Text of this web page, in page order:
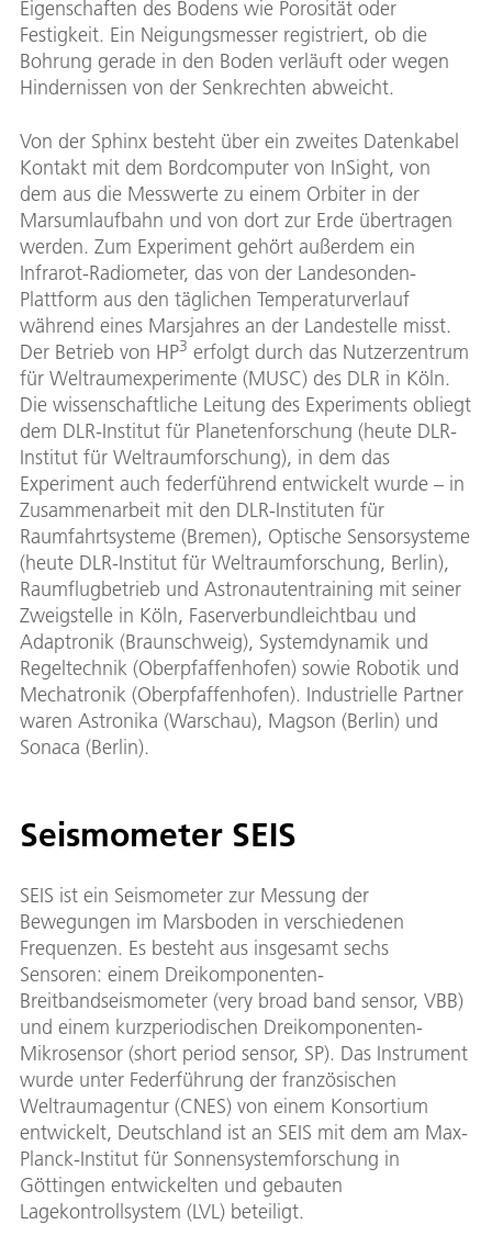
Eigenschaften des Bodens wie Porosität oder
Festigkeit. Ein Neigungsmesser registriert, ob die
Bohrung gerade in den Boden verläuft oder wegen
Hindernissen von der Senkrechten abweicht.
Von der Sphinx besteht über ein zweites Datenkabel
Kontakt mit dem Bordcomputer von InSight, von
dem aus die Messwerte zu einem Orbiter in der
Marsumlaufbahn und von dort zur Erde übertragen
werden. Zum Experiment gehört außerdem ein
Infrarot-Radiometer, das von der Landesonden-
Plattform aus den täglichen Temperaturverlauf
während eines Marsjahres an der Landestelle misst.
Der Betrieb von HP3 erfolgt durch das Nutzerzentrum
für Weltraumexperimente (MUSC) des DLR in Köln.
Die wissenschaftliche Leitung des Experiments obliegt
dem DLR-Institut für Planetenforschung (heute DLR-
Institut für Weltraumforschung), in dem das
Experiment auch federführend entwickelt wurde – in
Zusammenarbeit mit den DLR-Instituten für
Raumfahrtsysteme (Bremen), Optische Sensorsysteme
(heute DLR-Institut für Weltraumforschung, Berlin),
Raumflugbetrieb und Astronautentraining mit seiner
Zweigstelle in Köln, Faserverbundleichtbau und
Adaptronik (Braunschweig), Systemdynamik und
Regeltechnik (Oberpfaffenhofen) sowie Robotik und
Mechatronik (Oberpfaffenhofen). Industrielle Partner
waren Astronika (Warschau), Magson (Berlin) und
Sonaca (Berlin).
Seismometer SEIS
SEIS ist ein Seismometer zur Messung der
Bewegungen im Marsboden in verschiedenen
Frequenzen. Es besteht aus insgesamt sechs
Sensoren: einem Dreikomponenten-
Breitbandseismometer (very broad band sensor, VBB)
und einem kurzperiodischen Dreikomponenten-
Mikrosensor (short period sensor, SP). Das Instrument
wurde unter Federführung der französischen
Weltraumagentur (CNES) von einem Konsortium
entwickelt, Deutschland ist an SEIS mit dem am Max-
Planck-Institut für Sonnensystemforschung in
Göttingen entwickelten und gebauten
Lagekontrollsystem (LVL) beteiligt.